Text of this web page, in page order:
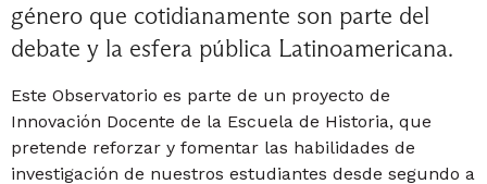
género que cotidianamente son parte del
debate y la esfera pública Latinoamericana.
Este Observatorio es parte de un proyecto de
Innovación Docente de la Escuela de Historia, que
pretende reforzar y fomentar las habilidades de
investigación de nuestros estudiantes desde segundo a